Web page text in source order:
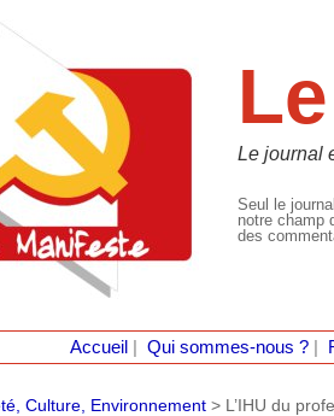
Le journal
Seul le
notre champ
des
Accueil Qui sommes-nous ?|
Culture, Environnement > L’IHU du